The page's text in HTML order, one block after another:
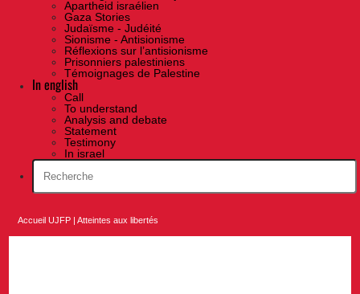
Apartheid israélien
Gaza Stories
Judaïsme - Judéité
Sionisme - Antisionisme
Réflexions sur l’antisionisme
Prisonniers palestiniens
Témoignages de Palestine
In english
Call
To understand
Analysis and debate
Statement
Testimony
In israel
Accueil UJFP |Atteintes aux libertés